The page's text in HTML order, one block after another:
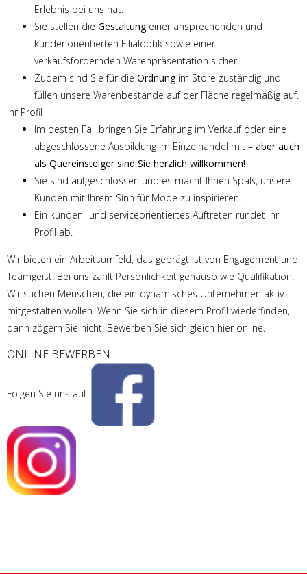
Erlebnis bei uns hat.
Sie stellen die Gestaltungeiner ansprechenden und
kundenorientierten Filialoptik sowie einer
verkaufsfördernden Warenpräsentation sicher.
Zudem sind Sie für die Ordnungim Store zuständig und
füllen unsere Warenbestände auf der Fläche regelmäßig auf.
Ihr Profil
Im besten Fall bringen Sie Erfahrung im Verkauf oder eine
abgeschlossene Ausbildung im Einzelhandel mit – aber auch
als Quereinsteiger sind Sie herzlich willkommen!
Sie sind aufgeschlossen und es macht Ihnen Spaß, unsere
Kunden mit Ihrem Sinn für Mode zu inspirieren.
Ein kunden- und serviceorientiertes Auftreten rundet Ihr
Profil ab.
Wir bieten ein Arbeitsumfeld, das geprägt ist von Engagement und
Teamgeist. Bei uns zählt Persönlichkeit genauso wie Qualifikation.
Wir suchen Menschen, die ein dynamisches Unternehmen aktiv
mitgestalten wollen. Wenn Sie sich in diesem Profil wiederfinden,
dann zögern Sie nicht. Bewerben Sie sich gleich hier online.
ONLINE BEWERBEN
Folgen Sie uns auf: